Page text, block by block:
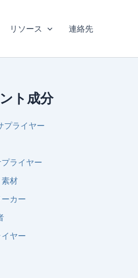
リソース 連絡先
ト成分
プライヤー
ライヤー
材
カー
ヤー